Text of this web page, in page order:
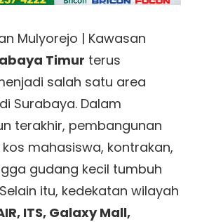
Mulyorejo | Kawasan
Timur terus
salah satu area
Surabaya. Dalam
terakhir, pembangunan
mahasiswa, kontrakan,
gudang kecil tumbuh
itu, kedekatan wilayah
ITS, Galaxy Mall,